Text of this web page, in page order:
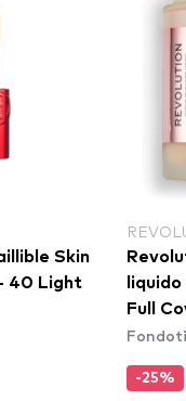
Skin
40 Light
Full
F4
-25%